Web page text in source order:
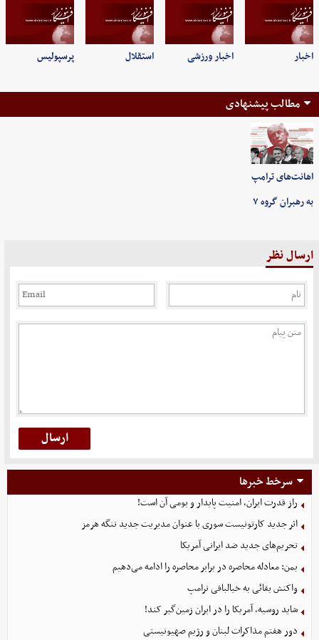
اخبار اخبار ورزشی استقلال پرسپولیس
مطالب پیشنهادی
اهانت‌های ترامپ
به رهبران گروه ۷
ارسال نظر
سرخط خبرها
راز قدرت ایران، امنیت پایدار و بومی آن است!
اثر جدید کارتونیست سوری با عنوان مدیریت جدید تنگه هرمز
تحریم‌های جدید ضد ایرانی آمریکا
یمن: معادله محاصره در برابر محاصره را ادامه می‌دهیم
واکنش بقائی به خیالبافی ترامپ
شاید روسیه، آمریکا را در ایران زمین‌گیر کند!
دور هفتم مذاکرات لبنان و رژیم صهیونیستی